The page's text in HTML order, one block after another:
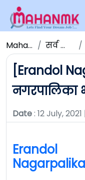
Maha NMK सर्व जाहिराती
[Erandol
नगरपालिका
Date: 12 July, 2021 |
Erandol